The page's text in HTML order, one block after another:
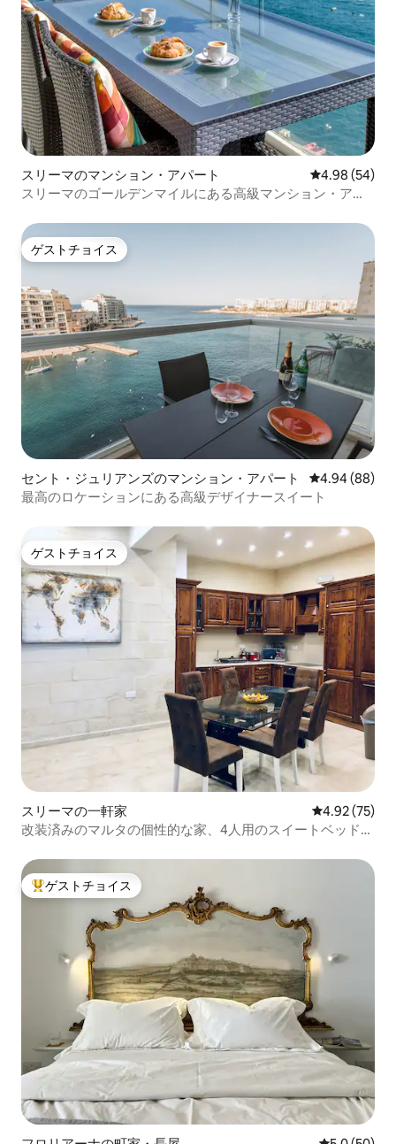
スリーマのマンション・アパート レビュー54
4.98 (54)
スリーマのゴールデンマイルにある高級マンション・アパ
ゲストチョイス
ゲストチョイス
セント・ジュリアンズのマンション・アパート レビュー88件
4.94 (88)
最高のロケーションにある高級デザイナースイート
ゲストチョイス
ゲストチョイス
スリーマの一軒家 レビュー75
4.92 (75)
改装済みのマルタの個性的な家、4人用のスイートベッドル
大好評のゲストチョイスです。
ゲストチョイス